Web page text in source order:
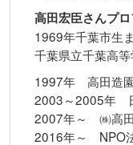
高田宏臣さんプ
1969年千葉市生
千葉県立千葉高
1997年 高田造
2003～2005年
2007年～ ㈱高
2016年～ NPO